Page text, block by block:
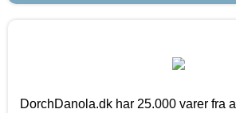
DorchDanola.dk har 25.000 varer fra